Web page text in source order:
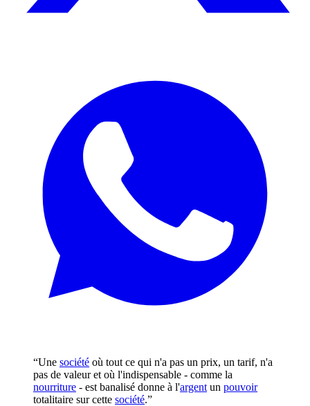
“Une société où tout ce qui n'a pas un prix, un tarif, n'a
pas de valeur et où l'indispensable - comme la
nourriture - est banalisé donne à l'argent un pouvoir
totalitaire sur cette société.”